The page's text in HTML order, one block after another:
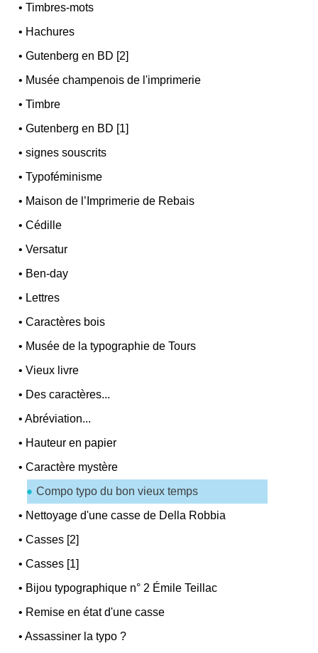
•Timbres-mots
• Hachures
•Gutenberg en BD [2]
• Musée champenois de l'imprimerie
•Timbre
•Gutenberg en BD [1]
•signes souscrits
•Typoféminisme
• Maison de l’Imprimerie de Rebais
•Cédille
•Versatur
• Ben-day
• Lettres
•Caractères bois
• Musée de la typographie de Tours
•Vieux livre
• Des caractères...
•Abréviation...
• Hauteur en papier
•Caractère mystère
Compo typo du bon vieux temps
• Nettoyage d'une casse de Della Robbia
•Casses [2]
•Casses [1]
• Bijou typographique n° 2 Émile Teillac
• Remise en état d'une casse
•Assassiner la typo ?